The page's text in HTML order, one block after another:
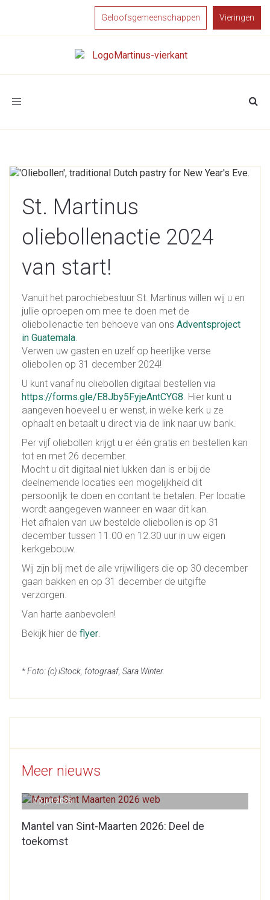
Geloofsgemeenschappen Vieringen
Toggle
St. Martinus
oliebollenactie 2024
van start!
Vanuit het parochiebestuur St. Martinus willen wij u en
jullie oproepen om mee te doen met de
oliebollenactie ten behoeve van ons Adventsproject
in Guatemala
Verwen uw gasten en uzelf op heerlijke verse
oliebollen op 31 december 2024!
U kunt vanaf nu oliebollen digitaal bestellen via
https://forms.gle/E8Jby5FyjeAntCYG8 . Hier kunt u
aangeven hoeveel u er wenst, in welke kerk u ze
ophaalt en betaalt u direct via de link naar uw bank.
Per vijf oliebollen krijgt u er één gratis en bestellen kan
tot en met 26 december.
Mocht u dit digitaal niet lukken dan is er bij de
deelnemende locaties een mogelijkheid dit
persoonlijk te doen en contant te betalen. Per locatie
wordt aangegeven wanneer en waar dit kan.
Het afhalen van uw bestelde oliebollen is op 31
december tussen 11.00 en 12.30 uur in uw eigen
kerkgebouw.
Wij zijn blij met de alle vrijwilligers die op 30 december
gaan bakken en op 31 december de uitgifte
verzorgen.
Van harte aanbevolen!
Bekijk hier de flyer
* Foto: (c) iStock, fotograaf, Sara Winter.
Meer nieuws
Mantel van Sint-Maarten 2026: Deel de
toekomst
10 juli 2026